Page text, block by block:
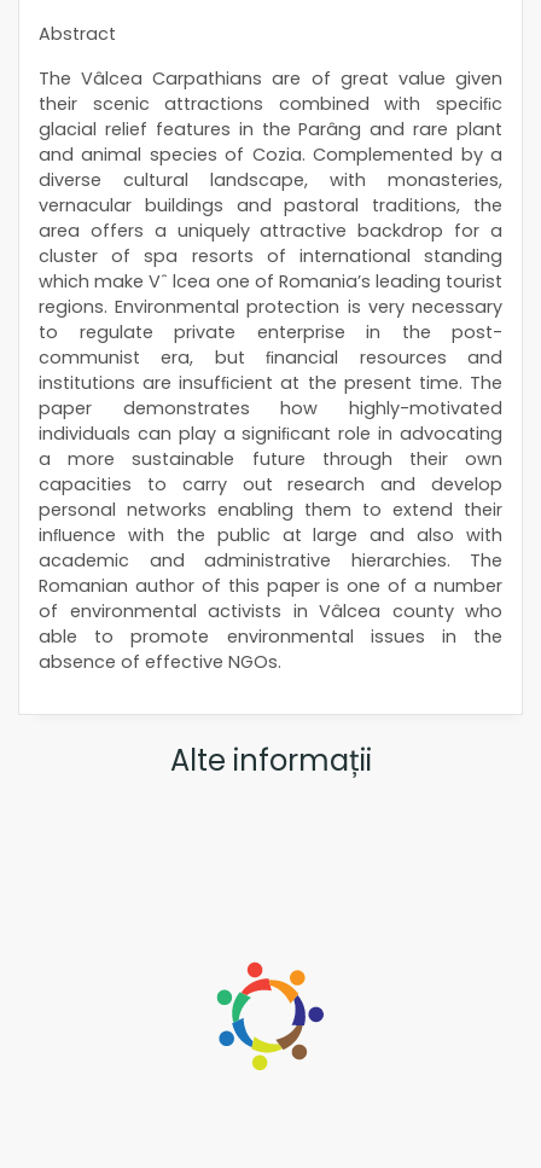
Abstract
The Vâlcea Carpathians are of great value given
their scenic attractions combined with speciﬁc
glacial relief features in the Parâng and rare plant
and animal species of Cozia. Complemented by a
diverse cultural landscape, with monasteries,
vernacular buildings and pastoral traditions, the
area offers a uniquely attractive backdrop for a
cluster of spa resorts of international standing
which make Vˆ lcea one of Romania’s leading tourist
regions. Environmental protection is very necessary
to regulate private enterprise in the post-
communist era, but ﬁnancial resources and
institutions are insufﬁcient at the present time. The
paper demonstrates how highly-motivated
individuals can play a signiﬁcant role in advocating
a more sustainable future through their own
capacities to carry out research and develop
personal networks enabling them to extend their
inﬂuence with the public at large and also with
academic and administrative hierarchies. The
Romanian author of this paper is one of a number
of environmental activists in Vâlcea county who
able to promote environmental issues in the
absence of effective NGOs.
Alte informații